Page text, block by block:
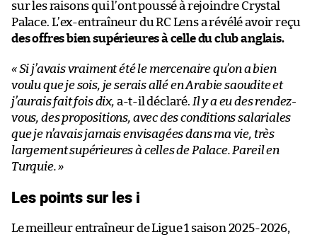
sur les raisons qui l’ont poussé à rejoindre Crystal
Palace. L’ex-entraîneur du RC Lens a révélé avoir reçu
des offres bien supérieures à celle du club anglais.
«Si j’avais vraiment été le mercenaire qu’on a bien
voulu que je sois, je serais allé en Arabie saoudite et
j’aurais fait fois dix, a-t-il déclaré. Il y a eu des rendez-
vous, des propositions, avec des conditions salariales
que je n’avais jamais envisagées dans ma vie, très
largement supérieures à celles de Palace. Pareil en
Turquie. »
Les points sur les i
Le meilleur entraîneur de Ligue 1 saison 2025-2026,